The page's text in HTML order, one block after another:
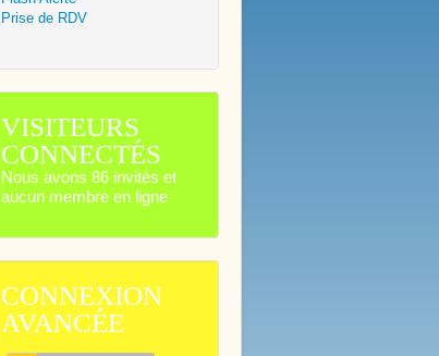
Prise de RDV
VISITEURS
CONNECTÉS
Nous avons 86 invités et
aucun membre en ligne
CONNEXION
AVANCÉE